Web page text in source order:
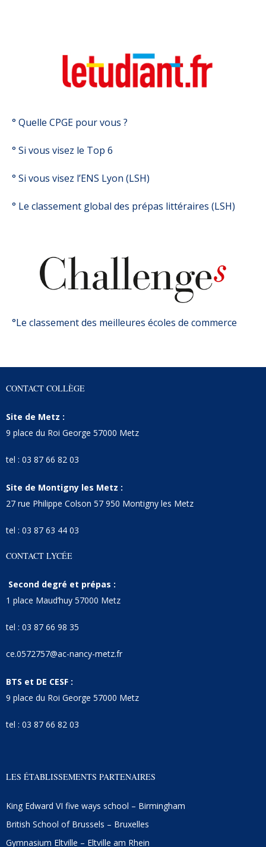
° Quelle CPGE pour vous ?
° Si vous visez le Top 6
° Si vous visez l’ENS Lyon (LSH)
° Le classement global des prépas littéraires (LSH)
°Le classement des meilleures écoles de commerce
CONTACT COLLÈGE
Site de Metz :
9 place du Roi George 57000 Metz
tel : 03 87 66 82 03
Site de Montigny les Metz :
27 rue Philippe Colson 57 950 Montigny les Metz
tel : 03 87 63 44 03
CONTACT LYCÉE
Second degré et prépas :
1 place Maud’huy 57000 Metz
tel : 03 87 66 98 35
ce.0572757@ac-nancy-metz.fr
BTS et DE CESF :
9 place du Roi George 57000 Metz
tel : 03 87 66 82 03
LES ÉTABLISSEMENTS PARTENAIRES
King Edward VI five ways school – Birmingham
British School of Brussels – Bruxelles
Gymnasium Eltville – Eltville am Rhein